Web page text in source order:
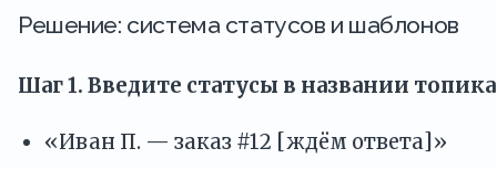
Решение: система статусов и шаблонов
Шаг 1. Введите статусы в названии топика
«Иван П. — заказ #12 [ждём ответа]»